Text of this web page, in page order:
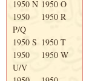
1950 N 1950 O
1950
P/Q
1950 R
1950 S 1950 T
1950
U/V
1950 W